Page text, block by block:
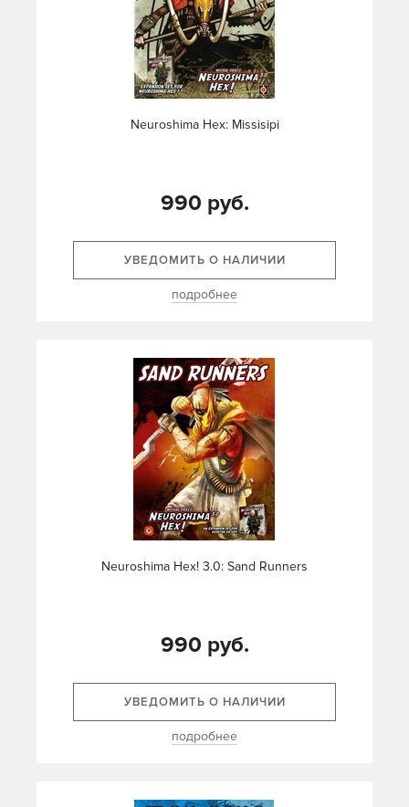
Neuroshima Hex: Missisipi
990 руб.
УВЕДОМИТЬ О НАЛИЧИИ
подробнее
Neuroshima Hex! 3.0: Sand Runners
990 руб.
УВЕДОМИТЬ О НАЛИЧИИ
подробнее